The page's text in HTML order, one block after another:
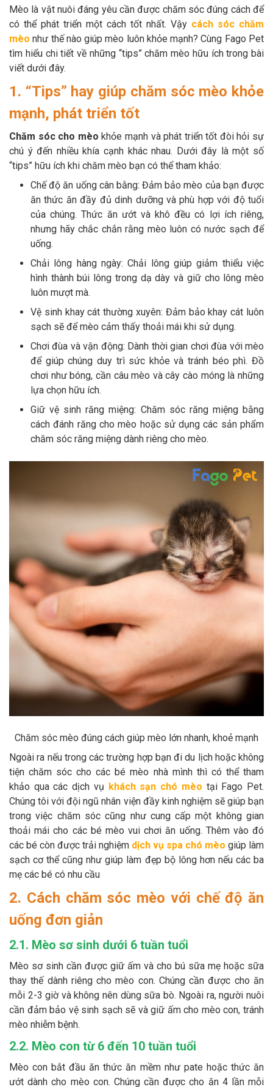
spa cho thú cưng
Thông tin về mèo
CHÍNH SÁCH
Chính sách mua hàng Chính sách vận chuyển
Chính sách bảo hành
Chính sách đổi trả
LIÊN HỆ
TỔNG ĐÀI TƯ VẤN
Mèo là vật nuôi đáng yêu cần được chăm sóc đúng cách để
có thể phát triển một cách tốt nhất. Vậy cách sóc chăm
mèo như thế nào giúp mèo luôn khỏe mạnh? Cùng Fago Pet
tìm hiểu chi tiết về những “tips” chăm mèo hữu ích trong bài
viết dưới đây.
1. “Tips” hay giúp chăm sóc mèo khỏe
mạnh, phát triển tốt
Chăm sóc cho mèo khỏe mạnh và phát triển tốt đòi hỏi sự
chú ý đến nhiều khía cạnh khác nhau. Dưới đây là một số
“tips” hữu ích khi chăm mèo bạn có thể tham khảo:
Chế độ ăn uống cân bằng: Đảm bảo mèo của bạn được
ăn thức ăn đầy đủ dinh dưỡng và phù hợp với độ tuổi
của chúng. Thức ăn ướt và khô đều có lợi ích riêng,
nhưng hãy chắc chắn rằng mèo luôn có nước sạch để
uống.
Chải lông hàng ngày: Chải lông giúp giảm thiểu việc
hình thành búi lông trong dạ dày và giữ cho lông mèo
luôn mượt mà.
Vệ sinh khay cát thường xuyên: Đảm bảo khay cát luôn
sạch sẽ để mèo cảm thấy thoải mái khi sử dụng.
Chơi đùa và vận động: Dành thời gian chơi đùa với mèo
để giúp chúng duy trì sức khỏe và tránh béo phì. Đồ
chơi như bóng, cần câu mèo và cây cào móng là những
lựa chọn hữu ích.
Giữ vệ sinh răng miệng: Chăm sóc răng miệng bằng
cách đánh răng cho mèo hoặc sử dụng các sản phẩm
chăm sóc răng miệng dành riêng cho mèo.
Chăm sóc mèo đúng cách giúp mèo lớn nhanh, khoẻ mạnh
Ngoài ra nếu trong các trường hợp bạn đi du lịch hoặc không
tiện chăm sóc cho các bé mèo nhà mình thì có thể tham
khảo qua các dịch vụ khách sạn chó mèo tại Fago Pet.
Chúng tôi với đội ngũ nhân viện đầy kinh nghiệm sẽ giúp bạn
trong việc chăm sóc cũng như cung cấp một không gian
thoải mái cho các bé mèo vui chơi ăn uống. Thêm vào đó
các bé còn được trải nghiệm dịch vụ spa chó mèo giúp làm
sạch cơ thể cũng như giúp làm đẹp bộ lông hơn nếu các ba
mẹ các bé có nhu cầu
2. Cách chăm sóc mèo với chế độ ăn
uống đơn giản
2.1. Mèo sơ sinh dưới 6 tuần tuổi
Mèo sơ sinh cần được giữ ấm và cho bú sữa mẹ hoặc sữa
thay thế dành riêng cho mèo con. Chúng cần được cho ăn
mỗi 2-3 giờ và không nên dùng sữa bò. Ngoài ra, người nuôi
cần đảm bảo vệ sinh sạch sẽ và giữ ấm cho mèo con, tránh
mèo nhiễm bệnh.
2.2. Mèo con từ 6 đến 10 tuần tuổi
Mèo con bắt đầu ăn thức ăn mềm như pate hoặc thức ăn
ướt dành cho mèo con. Chúng cần được cho ăn 4 lần mỗi